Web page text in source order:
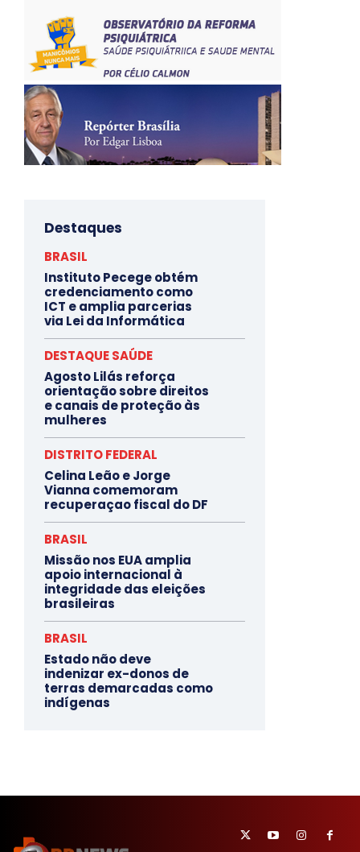
Destaques
BRASIL
Instituto Pecege obtém
credenciamento como
ICT e amplia parcerias
via Lei da Informática
DESTAQUE SAÚDE
Agosto Lilás reforça
orientação sobre direitos
e canais de proteção às
mulheres
DISTRITO FEDERAL
Celina Leão e Jorge
Vianna comemoram
recuperaçao fiscal do DF
BRASIL
Missão nos EUA amplia
apoio internacional à
integridade das eleições
brasileiras
BRASIL
Estado não deve
indenizar ex-donos de
terras demarcadas como
indígenas